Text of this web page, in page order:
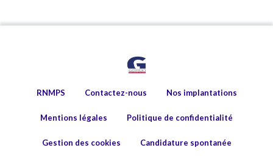
RNMPS Contactez-nous Nos implantations
Mentions légales Politique de confidentialité
Gestion des cookies Candidature spontanée